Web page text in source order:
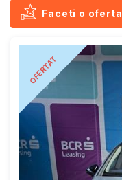
Faceti o oferta
OFERTAT